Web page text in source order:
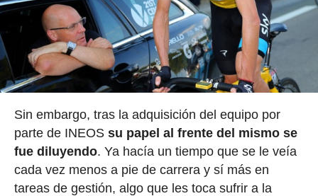
Sin embargo, tras la adquisición del equipo por
parte de INEOS su papel al frente del mismo se
fue diluyendo. Ya hacía un tiempo que se le veía
cada vez menos a pie de carrera y sí más en
tareas de gestión, algo que les toca sufrir a la